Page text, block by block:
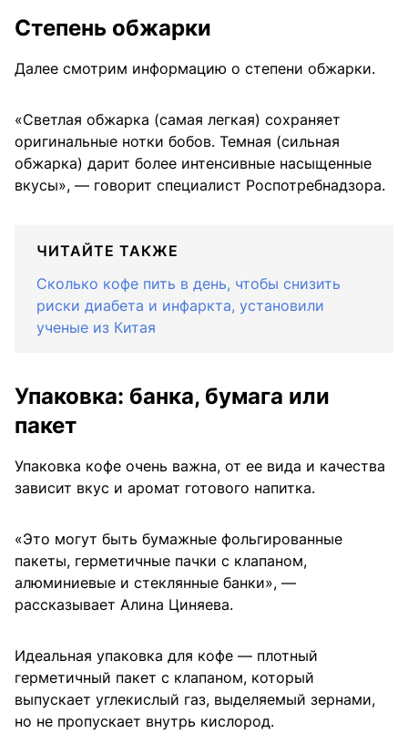
Степень обжарки
Далее смотрим информацию о степени обжарки.
«Светлая обжарка (самая легкая) сохраняет
оригинальные нотки бобов. Темная (сильная
обжарка) дарит более интенсивные насыщенные
вкусы», — говорит специалист Роспотребнадзора.
ЧИТАЙТЕ ТАКЖЕ
Сколько кофе пить в день, чтобы снизить
риски диабета и инфаркта, установили
ученые из Китая
Упаковка: банка, бумага или
пакет
Упаковка кофе очень важна, от ее вида и качества
зависит вкус и аромат готового напитка.
«Это могут быть бумажные фольгированные
пакеты, герметичные пачки с клапаном,
алюминиевые и стеклянные банки», —
рассказывает Алина Циняева.
Идеальная упаковка для кофе — плотный
герметичный пакет с клапаном, который
выпускает углекислый газ, выделяемый зернами,
но не пропускает внутрь кислород.